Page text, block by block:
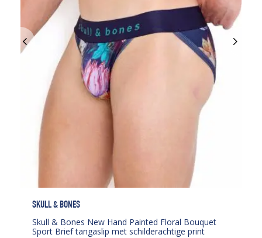
SKULL & BONES
Skull & Bones New Hand Painted Floral Bouquet
Sport Brief tangaslip met schilderachtige print